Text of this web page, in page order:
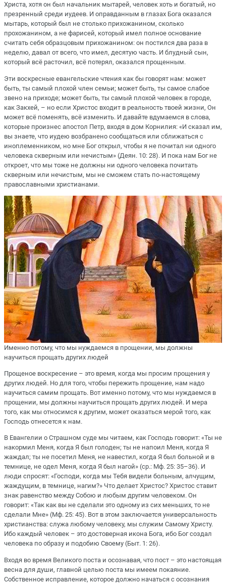
Христа, хотя он был начальник мытарей, человек хоть и богатый, но
презренный среди иудеев. И оправданным в глазах Бога оказался
мытарь, который был не столько прихожанином, сколько
прохожанином, а не фарисей, который имел полное основание
считать себя образцовым прихожанином: он постился два раза в
неделю, давал от всего, что имел, десятую часть. И блудный сын,
который всё расточил, всё потерял, оказался прощенным.
Эти воскресные евангельские чтения как бы говорят нам: может
быть, ты самый плохой член семьи; может быть, ты самое слабое
звено на приходе; может быть, ты самый плохой человек в городе,
как Закхей, – но если Христос входит в реальность твоей жизни, Он
может всё поменять, всё изменить. И давайте вдумаемся в слова,
которые произнес апостол Петр, входя в дом Корнилия: «И сказал им,
вы знаете, что иудею возбранено сообщаться или сближаться с
иноплеменником, но мне Бог открыл, чтобы я не почитал ни одного
человека скверным или нечистым» (Деян. 10: 28). И пока нам Бог не
откроет, что мы тоже не должны ни одного человека почитать
скверным или нечистым, мы не сможем стать по-настоящему
православными христианами.
Именно потому, что мы нуждаемся в прощении, мы должны
научиться прощать других людей
Прощеное воскресение – это время, когда мы просим прощения у
других людей. Но для того, чтобы пережить прощение, нам надо
научиться самим прощать. Вот именно потому, что мы нуждаемся в
прощении, мы должны научиться прощать других людей. И мера
того, как мы относимся к другим, может оказаться мерой того, как
Господь отнесется к нам.
В Евангелии о Страшном суде мы читаем, как Господь говорит: «Ты не
накормил Меня, когда Я был голоден; ты не напоил Меня, когда Я
жаждал; ты не посетил Меня, не навестил, когда Я был больной и в
темнице, не одел Меня, когда Я был нагой» (ср.: Мф. 25: 35–36). И
люди спросят: «Господи, когда мы Тебя видели больным, алчущим,
жаждущим, в темнице, нагим?» Что делает Христос? Христос ставит
знак равенство между Собою и любым другим человеком. Он
говорит: «Так как вы не сделали это одному из сих меньших, то не
сделали Мне» (Мф. 25: 45). Вот в этом заключается универсальность
христианства: служа любому человеку, мы служим Самому Христу.
Ибо каждый человек – это достоверная икона Бога, ибо Бог создал
человека по образу и подобию Своему (Быт. 1: 26).
Входя во время Великого поста и осознавая, что пост – это настоящая
весна для души, главной целью поста мы имеем покаяние.
Собственное исправление, которое должно начаться с осознания